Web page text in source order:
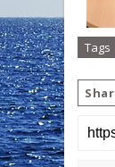
Tags